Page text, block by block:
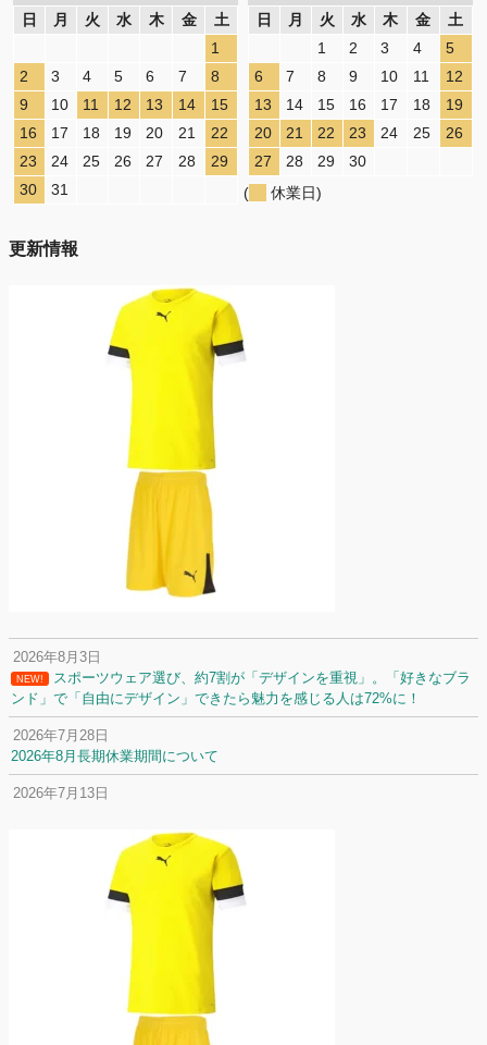
日 月 火 水 木 金
土
1
2
3 4 5 6 7
8
9
10 11 12 13 14
15
16
17 18 19 20 21
22
23
24 25 26 27 28
29
30
31
日 月 火 水 木 金
土
1
2 3 4
5
6
7 8 9 10 11
12
13
14 15 16 17 18
19
20
21 22 23 24 25
26
27
28 29
30
(
休業日)
更新情報
2026年8月3日
NEW!
スポーツウェア選び、約7割が「デザインを重視」。「好きなブラ
ンド」で「自由にデザイン」できたら魅力を感じる人は72%に！
2026年7月28日
2026年8月長期休業期間について
2026年7月13日
名前入りユニフォームで子どもの自信が「プラスになった」と感じた保
護者は約67%！「やや高いと感じたが納得して購入した」と価値を実感
する声も32.7%に！
応援ユニフォーム、約53％が「会場に一体感があってよい」と回答。チ
ームへの愛情が伝わる応援スタイルとは？